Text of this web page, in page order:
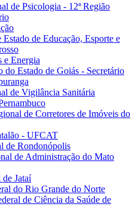
de Psicologia - 12ª Região
de Educação, Esporte e
Energia
Estado de Goiás - Secretário
de Vigilância Sanitária
de Corretores de Imóveis do
- UFCAT
de Rondonópolis
de Administração do Mato
Jataí
do Rio Grande do Norte
de Ciência da Saúde de